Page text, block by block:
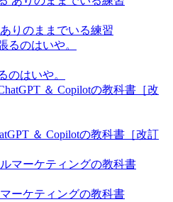
りのままでいる練習
のはいや。
＆ Copilotの教科書［改訂
ーケティングの教科書